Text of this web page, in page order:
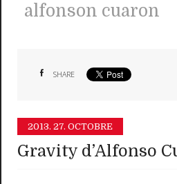
alfonson cuaron
SHARE
2013. 27. OCTOBRE
Gravity d’Alfonso